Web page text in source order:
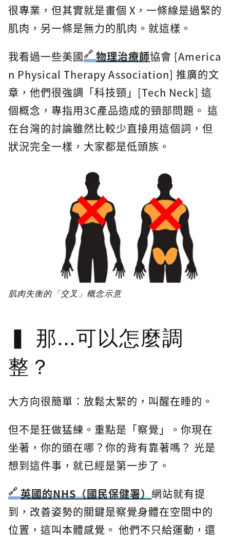
很專業，但其實就是畫個 X，一條線是過緊的
肌肉，另一條是無力的肌肉。就這樣。
我看過一些美國
物理治療師協會 [America
n Physical Therapy Association] 推廣的文
章，他們很強調「科技頸」[Tech Neck] 這
個概念，專指用3C產品造成的頸部問題。 這
在台灣的討論雖然比較少直接用這個詞，但
狀況完全一樣，大家都是低頭族。
肌肉失衡的「交叉」概念示意
那...可以怎麼調
整？
大方向很簡單：放鬆太緊的，叫醒在睡的。
但不是狂做猛練。重點是「察覺」。你現在
坐著，你的頭在哪？你的背有靠著嗎？ 光是
想到這件事，就已經是第一步了。
英國的NHS（國民保健署）網站就有提
到，改善姿勢的關鍵是察覺身體在空間中的
位置，這叫本體感覺。 他們不只給運動，還